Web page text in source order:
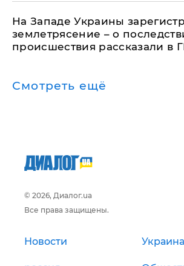
На Западе Украины
землетрясение – о
происшествия рассказали в
Смотреть ещё
© 2026, Диалог.ua
Все права защищены.
Новости Украина